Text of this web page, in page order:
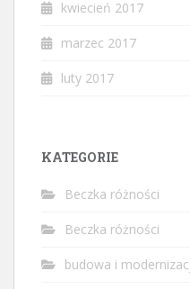
kwiecień 2017
marzec 2017
luty 2017
KATEGORIE
Beczka różności
Beczka różności
budowa i